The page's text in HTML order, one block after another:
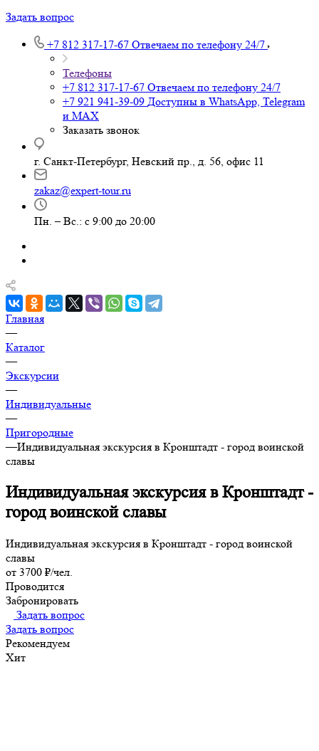
Задать вопрос
+7 812 317-17-67 Отвечаем по телефону 24/7
Телефоны
+7 812 317-17-67 Отвечаем по телефону 24/7
+7 921 941-39-09 Доступны в WhatsApp, Telegram
и MAX
Заказать звонок
г. Санкт-Петербург, Невский пр., д. 56, офис 11
zakaz@expert-tour.ru
Пн. – Вс.: с 9:00 до 20:00
Главная
—
Каталог
—
Экскурсии
—
Индивидуальные
—
Пригородные
—Индивидуальная экскурсия в Кронштадт - город воинской
славы
Индивидуальная экскурсия в Кронштадт -
город воинской славы
Индивидуальная экскурсия в Кронштадт - город воинской
славы
от 3700 ₽/чел.
Проводится
Забронировать
Задать вопрос
Задать вопрос
Рекомендуем
Хит